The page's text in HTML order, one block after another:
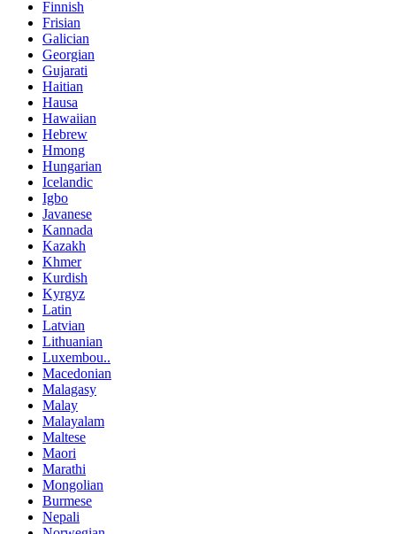
Finnish
Frisian
Galician
Georgian
Gujarati
Haitian
Hausa
Hawaiian
Hebrew
Hmong
Hungarian
Icelandic
Igbo
Javanese
Kannada
Kazakh
Khmer
Kurdish
Kyrgyz
Latin
Latvian
Lithuanian
Luxembou..
Macedonian
Malagasy
Malay
Malayalam
Maltese
Maori
Marathi
Mongolian
Burmese
Nepali